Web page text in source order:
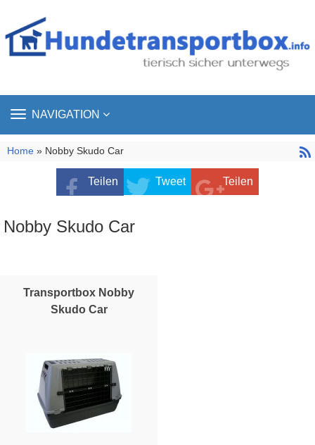
TOGGLE
NAVIGATION
Home » Nobby Skudo Car
Teilen Tweet Teilen
Nobby Skudo Car
Transportbox Nobby
Skudo Car